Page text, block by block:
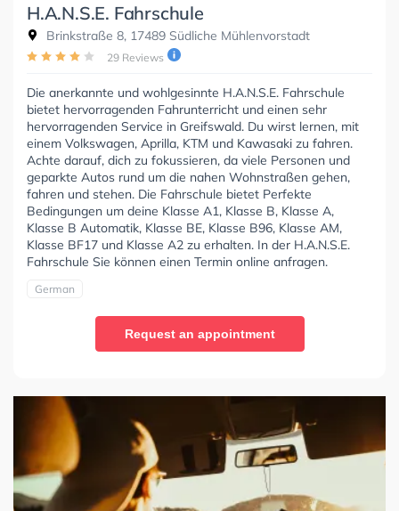
H.A.N.S.E. Fahrschule
Brinkstraße 8, 17489 Südliche Mühlenvorstadt
29 Reviews
Die anerkannte und wohlgesinnte H.A.N.S.E. Fahrschule
bietet hervorragenden Fahrunterricht und einen sehr
hervorragenden Service in Greifswald. Du wirst lernen, mit
einem Volkswagen, Aprilla, KTM und Kawasaki zu fahren.
Achte darauf, dich zu fokussieren, da viele Personen und
geparkte Autos rund um die nahen Wohnstraßen gehen,
fahren und stehen. Die Fahrschule bietet Perfekte
Bedingungen um deine Klasse A1, Klasse B, Klasse A,
Klasse B Automatik, Klasse BE, Klasse B96, Klasse AM,
Klasse BF17 und Klasse A2 zu erhalten. In der H.A.N.S.E.
Fahrschule Sie können einen Termin online anfragen.
German
Request an appointment